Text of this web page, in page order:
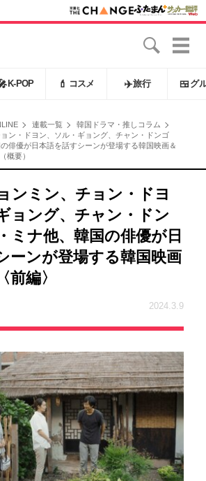
K-POP 💄 コスメ ✈️旅行 🍱 グ
連載一覧
韓国ドラマ・推しコラム
ン・ドヨン、ソル・ギョング、チャン・ドンゴ
俳優が日本語を話すシーンが登場する韓国映画＆
概要）
ンミン、チョン・ドヨ
ョング、チャン・ドン
ミナ他、韓国の俳優が日
ーンが登場する韓国映画
前編〉
2024.3.9